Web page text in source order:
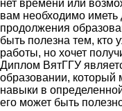
нет времени или
вам необходимо
продолжения
быть полезна тем, кто
работы, но хочет
Диплом ВятГГУ
образовании, который
навыки в
его может быть